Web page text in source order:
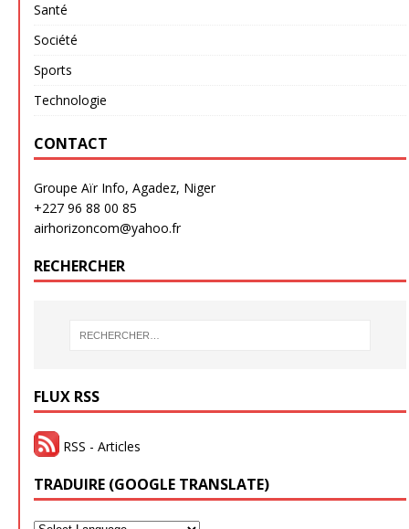
Santé
Société
Sports
Technologie
CONTACT
Groupe Aïr Info, Agadez, Niger
+227 96 88 00 85
airhorizoncom@yahoo.fr
RECHERCHER
FLUX RSS
RSS - Articles
TRADUIRE (GOOGLE TRANSLATE)